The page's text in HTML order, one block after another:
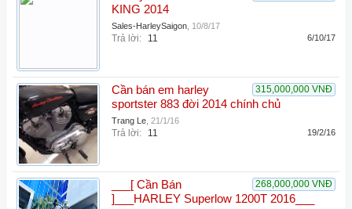
KING 2014
Sales-HarleySaigon 10/8/17
Trả lời: 11 6/10/17
315,000,000 VNĐ
Cần bán em harley
sportster 883 đời 2014 chính chủ
Trang Le 21/1/16
Trả lời: 11 19/2/16
268,000,000 VNĐ
___[ Cần Bán
]___HARLEY Superlow 1200T 2016___